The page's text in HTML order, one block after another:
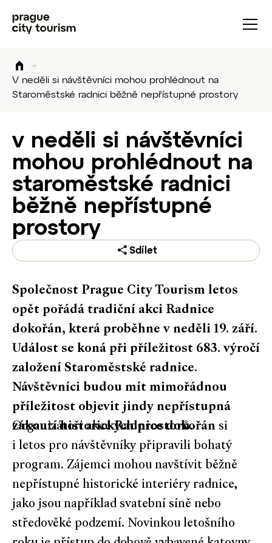
V neděli si návštěvníci mohou prohlédnout na
Staroměstské radnici běžně nepřístupné prostory
v neděli si návštěvníci
mohou prohlédnout na
staroměstské radnici
běžně nepřístupné
prostory
Sdílet
Společnost Prague City Tourism letos
opět pořádá tradiční akci Radnice
dokořán, která proběhne v neděli 19. září.
Událost se koná při příležitost 683. výročí
založení Staroměstské radnice.
Návštěvníci budou mít mimořádnou
příležitost objevit jindy nepřístupná
zákoutí historických prostorů.
Organizátoři akceRadnice dokořán si
i letos pro návštěvníky připravili bohatý
program. Zájemci mohou navštívit běžně
nepřístupné historické interiéry radnice,
jako jsou například svatební síně nebo
středověké podzemí. Novinkou letošního